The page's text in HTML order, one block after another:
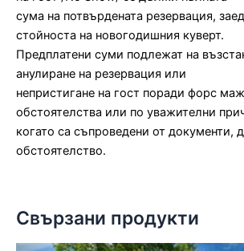
сума на потвърдената резервация,
стойноста на новогодишния куверт.
Предплатени суми подлежат на
анулиране на резервация или
непристигане на гост поради форс
обстоятелства или по уважителни
когато са съпроведени от документи,
обстоятелство.
Свързани продукти